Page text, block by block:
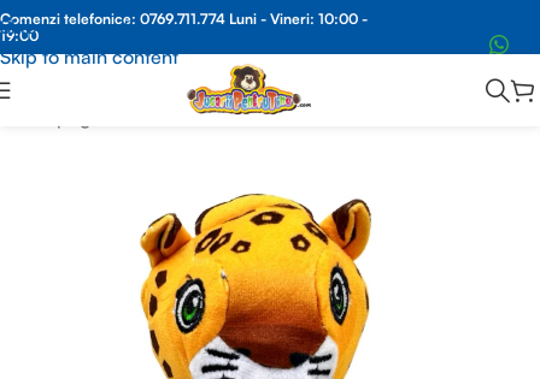
Skip to navigation
Skip to main content
Comenzi telefonice: 0769.711.774 Luni - Vineri: 10:00 -
19:00
Whatsapp
BRELOC